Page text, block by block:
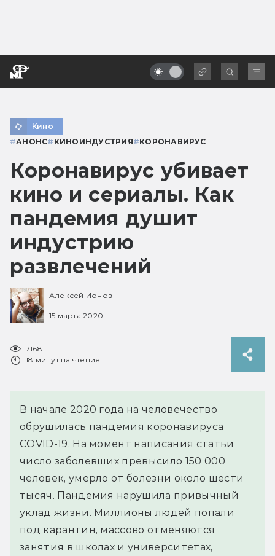
Кино
#АНОНС# КИНОИНДУСТРИЯ#КОРОНАВИРУС
Коронавирус убивает
кино и сериалы. Как
пандемия душит
индустрию
развлечений
Алексей Ионов
15 марта 2020 г.
7168
18 минут на чтение
В начале 2020 года на человечество
обрушилась пандемия коронавируса
COVID-19. На момент написания статьи
число заболевших превысило 150 000
человек, умерло от болезни около шести
тысяч. Пандемия нарушила привычный
уклад жизни. Миллионы людей попали
под карантин, массово отменяются
занятия в школах и университетах,